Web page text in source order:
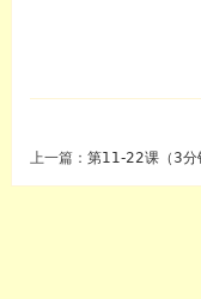
上一篇： 第11-22课（3分